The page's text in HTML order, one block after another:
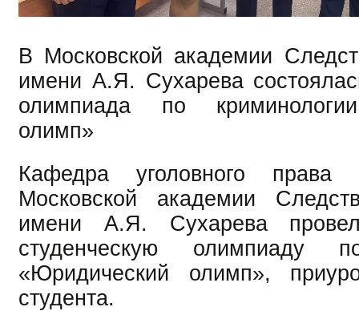
В Московской академии
имени А.Я. Сухарева
олимпиада по
олимп»
Кафедра уголовного права
Московской академии
имени А.Я. Сухарева
студенческую олимпиаду
«Юридический олимп»,
студента.